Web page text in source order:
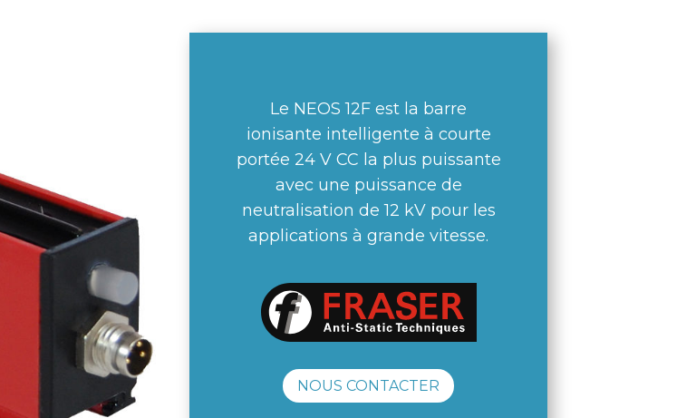
Le NEOS 12F est la barre
ionisante intelligente à courte
portée 24 V CC la plus puissante
avec une puissance de
neutralisation de 12 kV pour les
applications à grande vitesse.
NOUS CONTACTER